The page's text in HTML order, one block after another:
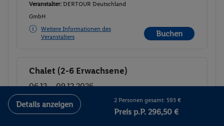
Veranstalter: DERTOUR Deutschland
GmbH
Weitere Informationen des
Veranstalters
Buchen
Buchen
Chalet (2-6 Erwachsene)
06.12. - 09.12.2026
Chalet (2-6 Erwachsene)
785.-
Details anzeigen 2 Personen gesamt: 593 €
Preis p.P. 296,50 €